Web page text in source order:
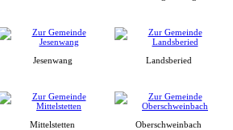
Jesenwang Landsberied
Mittelstetten Oberschweinbach